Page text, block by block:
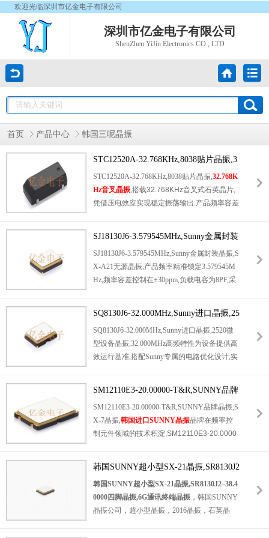
欢迎光临深圳市亿金电子有限公司
深圳市亿金电子有限公司
ShenZhen YiJin Electronics CO., LTD
首页 产品中心 韩国三呢晶振
STC12520A-32.768KHz,8038贴片晶振,3
2.768KHz音叉晶振
STC12520A-32.768KHz,8038贴片晶振, 32.768K
Hz音叉晶振 ,搭载32.768KHz音叉式石英晶片,
凭借压电效应实现稳定振荡输出.产品频率容差
与抗干扰能力,符合RoHS环保标准,广泛应用于
手机,平板电脑,电子钟表等消费电子产品,为实
时时钟(RTC)模块提供精准时间基准,保障设备
计时功能稳定可靠.
SJ18130J6-3.579545MHz,Sunny金属封装
晶振,SX-A21晶振
SJ18130J6-3.579545MHz,Sunny金属封装晶振,S
X-A21无源晶振,产品频率精准锁定3.579545M
Hz,频率容差控制在±30ppm,负载电容为8PF,采
CB布局.符合汽车级AEC-Q200认证标准,可在-
40℃至85℃宽温范围稳定工作,能承受30g加速
度振动冲击,专为车载娱乐系统,车身控制模块
(ECU)等恶劣车载环境设计,为设备提供精准时
SQ8130J6-32.000MHz,Sunny进口晶振,25
20微型设备晶振
SQ8130J6-32.000MHz,Sunny进口晶振,2520微
型设备晶振,32.000MHz高频特性为设备提供高
效运行基准,搭配Sunny专属的电路优化设计,实
输出功能可选,适配复杂电路设计需求,编带包
装便于批量生产管控,是笔记本电脑,数码相机
晶体,无线通讯系统的优选晶振元件.
SM12110E3-20.00000-T&R,SUNNY品牌
晶振,SX-7晶振
SM12110E3-20.00000-T&R,SUNNY品牌晶振,S
X-7晶振, 韩国进口SUNNY晶振品牌在频率控
制元件领域的技术积淀,SM12110E3-20.0000
光切割与真空镀膜工艺处理,确保晶体振荡的稳
定性与一致性,有效降低长期使用中的频率漂移
率,外部封装选用耐高温,抗腐蚀的陶瓷材质,避
免焊接高温对内部元件造成损伤.
韩国SUNNY超小型SX-21晶振,SR8130J2
–38.40000四脚晶振,6G通讯终端晶振
韩国SUNNY超小型SX-21晶振,SR8130J2–38.4
0000四脚晶振,6G通讯终端晶振 ，韩国SUNNY
晶振公司，超小型晶振，2016晶振，石英晶